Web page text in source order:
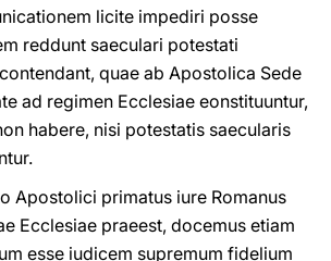
licite impediri posse
reddunt saeculari potestati
quae ab Apostolica Sede
ad regimen Ecclesiae eonstituuntur,
habere, nisi potestatis saecularis
Apostolici primatus iure Romanus
Ecclesiae praeest, docemus etiam
esse iudicem supremum fidelium